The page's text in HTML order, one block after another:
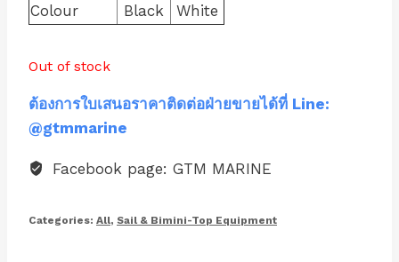
Colour Black White
Out of stock
ต้องการใบเสนอราคาติดต่อฝ่ายขายได้ที่ Line:
@gtmmarine
Facebook page: GTM MARINE
Categories: All, Sail & Bimini-Top Equipment